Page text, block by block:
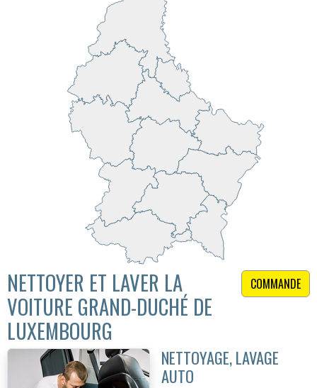
COMMANDE
NETTOYER ET LAVER LA
VOITURE GRAND-DUCHÉ DE
LUXEMBOURG
NETTOYAGE, LAVAGE
AUTO